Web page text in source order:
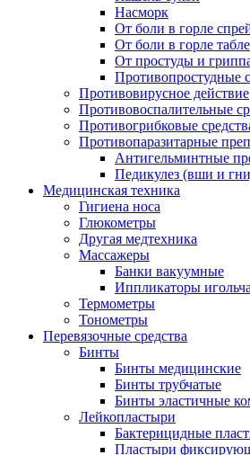
Насморк
От боли в горле
От боли в горле
От простуды и
Противопростудные
Противовирусное действие
Противовоспалительные
Противогрибковые
Противопаразитарные
Антигельминтные
Педикулез (вши и
Медицинская техника
Гигиена носа
Глюкометры
Другая медтехника
Массажеры
Банки вакуумные
Иппликаторы
Термометры
Тонометры
Перевязочные средства
Бинты
Бинты медицинские
Бинты трубчатые
Бинты эластичные
Лейкопластыри
Бактерицидные
Пластыри